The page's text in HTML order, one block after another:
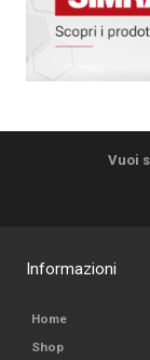
Vuoi
Informazioni
Home
Shop